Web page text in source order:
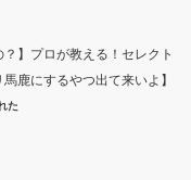
？】プロが教える！セレクト
鹿にするやつ出て来いよ】
た